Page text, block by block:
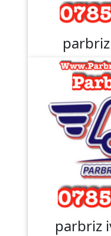
parbriz